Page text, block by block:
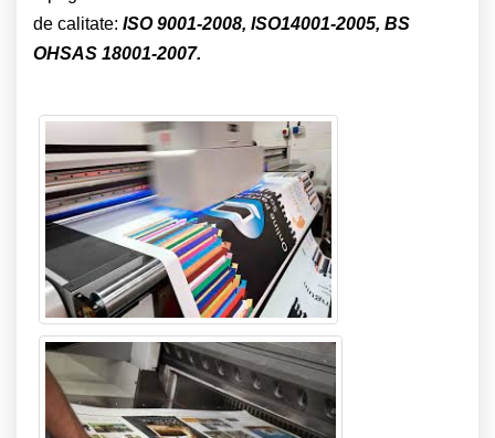
de calitate: ISO 9001-2008, ISO14001-2005, BS
OHSAS 18001-2007.